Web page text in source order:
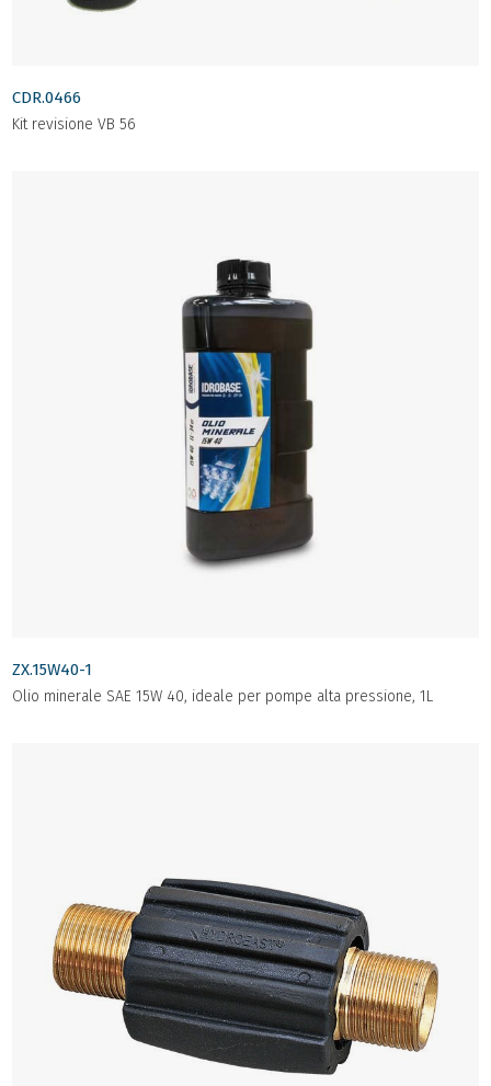
CDR.0466
Kit revisione VB 56
ZX.15W40-1
Olio minerale SAE 15W 40, ideale per pompe alta pressione, 1L